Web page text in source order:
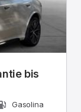
bis
Gasolina